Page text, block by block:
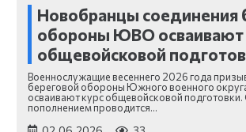
Новобранцы соединения
обороны ЮВО осваивают
общевойсковой
Военнослужащие весеннего 2026 года
береговой обороны Южного военного
осваивают курс общевойсковой
пополнением проводится…